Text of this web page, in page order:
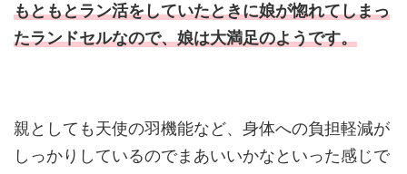
もともとラン活をしていたときに娘が惚れてしまっ
たランドセルなので、娘は大満足のようです。
親としても天使の羽機能など、身体への負担軽減が
しっかりしているのでまあいいかなといった感じで